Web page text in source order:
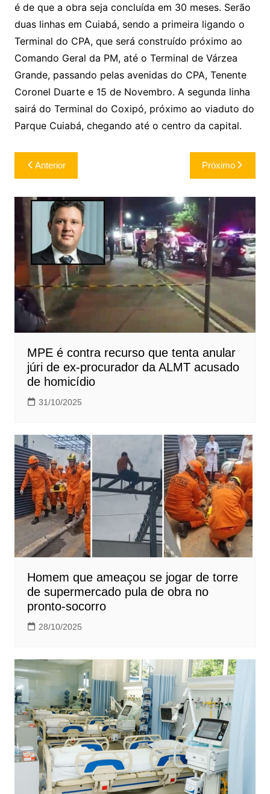
é de que a obra seja concluída em 30 meses. Serão
duas linhas em Cuiabá, sendo a primeira ligando o
Terminal do CPA, que será construído próximo ao
Comando Geral da PM, até o Terminal de Várzea
Grande, passando pelas avenidas do CPA, Tenente
Coronel Duarte e 15 de Novembro. A segunda linha
sairá do Terminal do Coxipó, próximo ao viaduto do
Parque Cuiabá, chegando até o centro da capital.
Navegação
de
Post
Anterior Próximo
MPE é contra recurso que tenta anular
júri de ex-procurador da ALMT acusado
de homicídio
31/10/2025
Homem que ameaçou se jogar de torre
de supermercado pula de obra no
pronto-socorro
28/10/2025